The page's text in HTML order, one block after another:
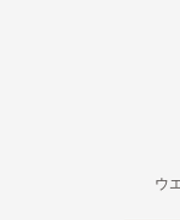
ウ